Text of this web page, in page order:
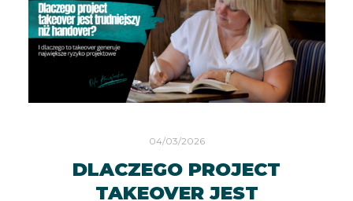
04/03/2026
DLACZEGO PROJECT
TAKEOVER JEST